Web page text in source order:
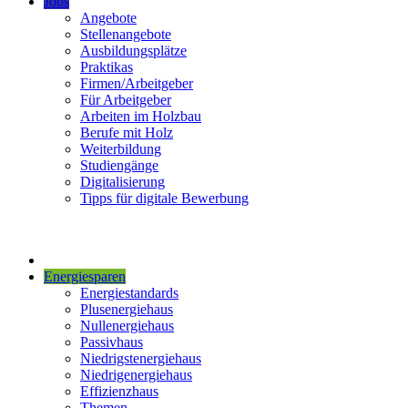
Angebote
Stellenangebote
Ausbildungsplätze
Praktikas
Firmen/Arbeitgeber
Für Arbeitgeber
Arbeiten im Holzbau
Berufe mit Holz
Weiterbildung
Studiengänge
Digitalisierung
Tipps für digitale Bewerbung
Energiesparen
Energiestandards
Plusenergiehaus
Nullenergiehaus
Passivhaus
Niedrigstenergiehaus
Niedrigenergiehaus
Effizienzhaus